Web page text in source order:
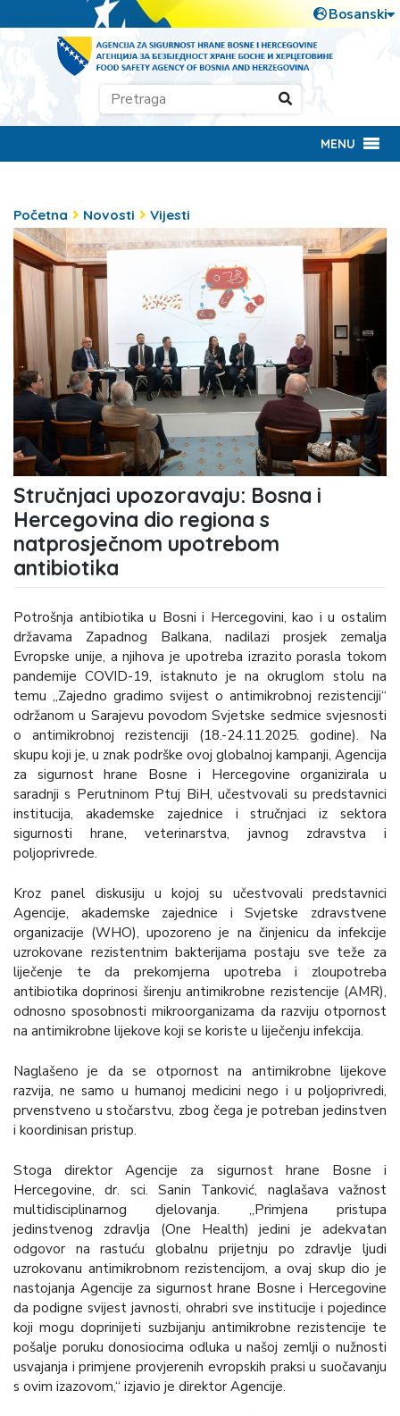
MENU
Početna Novosti Vijesti
Stručnjaci upozoravaju: Bosna i
Hercegovina dio regiona s
natprosječnom upotrebom
antibiotika
Potrošnja antibiotika u Bosni i Hercegovini, kao i u ostalim
državama Zapadnog Balkana, nadilazi prosjek zemalja
Evropske unije, a njihova je upotreba izrazito porasla tokom
pandemije COVID-19, istaknuto je na okruglom stolu na
temu „Zajedno gradimo svijest o antimikrobnoj rezistenciji“
održanom u Sarajevu povodom Svjetske sedmice svjesnosti
o antimikrobnoj rezistenciji (18.-24.11.2025. godine). Na
skupu koji je, u znak podrške ovoj globalnoj kampanji, Agencija
za sigurnost hrane Bosne i Hercegovine organizirala u
saradnji s Perutninom Ptuj BiH, učestvovali su predstavnici
institucija, akademske zajednice i stručnjaci iz sektora
sigurnosti hrane, veterinarstva, javnog zdravstva i
poljoprivrede.
Kroz panel diskusiju u kojoj su učestvovali predstavnici
Agencije, akademske zajednice i Svjetske zdravstvene
organizacije (WHO), upozoreno je na činjenicu da infekcije
uzrokovane rezistentnim bakterijama postaju sve teže za
liječenje te da prekomjerna upotreba i zloupotreba
antibiotika doprinosi širenju antimikrobne rezistencije (AMR),
odnosno sposobnosti mikroorganizama da razviju otpornost
na antimikrobne lijekove koji se koriste u liječenju infekcija.
Naglašeno je da se otpornost na antimikrobne lijekove
razvija, ne samo u humanoj medicini nego i u poljoprivredi,
prvenstveno u stočarstvu, zbog čega je potreban jedinstven
i koordinisan pristup.
Stoga direktor Agencije za sigurnost hrane Bosne i
Hercegovine, dr. sci. Sanin Tanković, naglašava važnost
multidisciplinarnog djelovanja. „Primjena pristupa
jedinstvenog zdravlja (One Health) jedini je adekvatan
odgovor na rastuću globalnu prijetnju po zdravlje ljudi
uzrokovanu antimikrobnom rezistencijom, a ovaj skup dio je
nastojanja Agencije za sigurnost hrane Bosne i Hercegovine
da podigne svijest javnosti, ohrabri sve institucije i pojedince
koji mogu doprinijeti suzbijanju antimikrobne rezistencije te
pošalje poruku donosiocima odluka u našoj zemlji o nužnosti
usvajanja i primjene provjerenih evropskih praksi u suočavanju
s ovim izazovom,“ izjavio je direktor Agencije.